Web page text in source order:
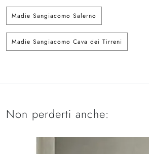
Madie Sangiacomo Salerno
Madie Sangiacomo Cava dei Tirreni
Non perderti anche: